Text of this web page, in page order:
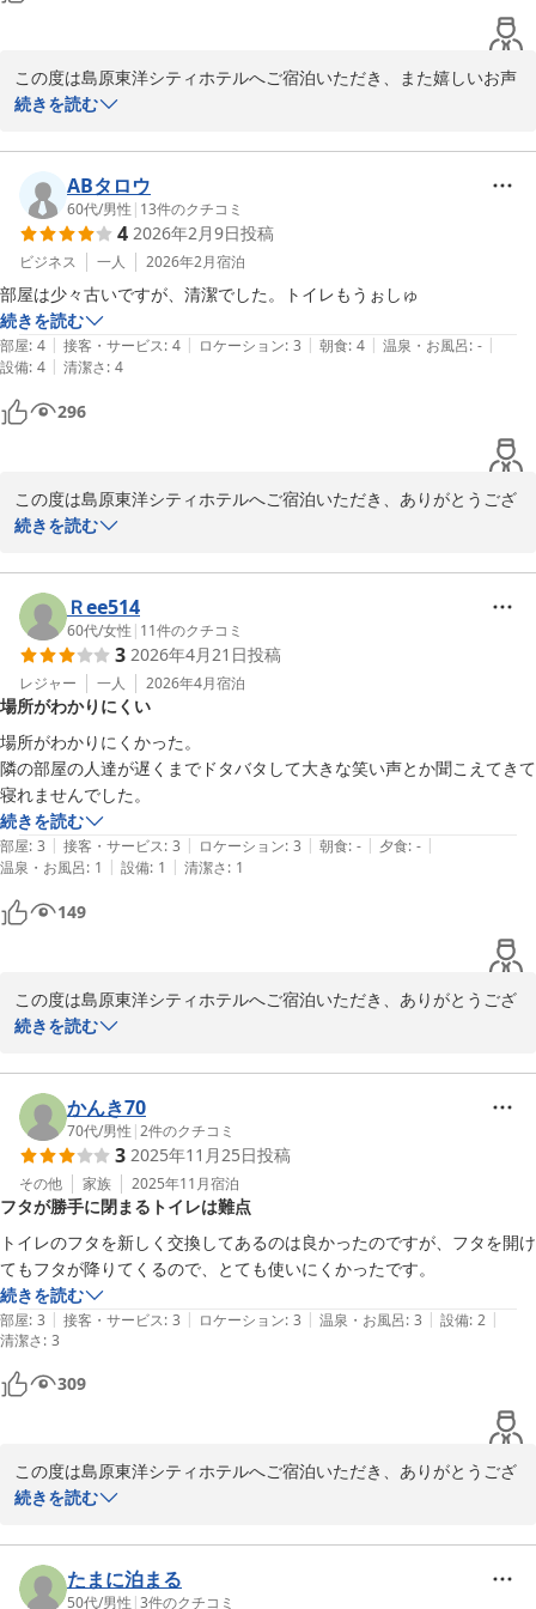
この度は島原東洋シティホテルへご宿泊いただき、また嬉しいお声
をお寄せくださり、誠にありがとうございます。
何よりでございます。
また、料金面でもご満足いただけたようで、スタッフ一同励みにな
ります。
これからも気持ちよくお過ごしいただけるよう、サービスの向上に
努めてまいります。
ぜひまた島原へお越しの際には、ゆっくりとお過ごしいただければ
幸いです。
ご利用ありがとうございました。
島原東洋シティホテル
2026-05-18
続きを読む
ABタロウ
60代/男性 | 13件のクチコミ
4 2026年2月9日投稿
ビジネス 一人 2026年2月宿泊
部屋は少々古いですが、清潔でした。トイレもうぉしゅ
続きを読む
部屋: 4 | 接客・サービス: 4 | ロケーション: 3 | 朝食: 4 | 温泉・お風呂: - |
設備: 4 | 清潔さ: 4
296
この度は島原東洋シティホテルへご宿泊いただき、ありがとうござ
いました。
いたしました。日々の清掃に励んでいるスタッフにとって、大変励
みになるお声でございます。
また、トイレについてもご記載いただきありがとうございます。ご
滞在中にご不便なくお使いいただけておりましたら幸いでございま
す。
今後も快適にお過ごしいただけるよう、設備面・サービス面の向上
に努めてまいります。
またのお越しをスタッフ一同、心よりお待ちしております。
島原東洋シティホテル
2026-03-17
続きを読む
Ｒee514
60代/女性 | 11件のクチコミ
3 2026年4月21日投稿
レジャー 一人 2026年4月宿泊
場所がわかりにくい
場所がわかりにくかった。
隣の部屋の人達が遅くまでドタバタして大きな笑い声とか聞こえてきて
続きを読む
部屋: 3 | 接客・サービス: 3 | ロケーション: 3 | 朝食: - | 夕食: - |
温泉・お風呂: 1 | 設備: 1 | 清潔さ: 1
149
この度は島原東洋シティホテルへご宿泊いただき、ありがとうござ
いました。
上げます。
また、隣室からの物音や大きな声により、ゆっくりお休みいただけ
なかったとの事、大変申し訳ございませんでした。館内の巡回やお
声掛け等、出来る対策を改めて見直してまいります。また、その場
でフロントへお申し付けいただけると助かります。
折角お越しいただいたにも係わらず、ご不快な思いをおかけしまし
た事を残念に思います。頂いたご意見を真摯に受け止め、より快適
にお過ごしいただける環境づくりに努めてまいります。
島原東洋シティホテル
2026-05-23
続きを読む
かんき70
70代/男性 |2件のクチコミ
3 2025年11月25日投稿
その他 家族 2025年11月宿泊
フタが勝手に閉まるトイレは難点
トイレのフタを新しく交換してあるのは良かったのですが、フタを開け
てもフタが降りてくるので、とても使いにくかったです。
続きを読む
部屋: 3 | 接客・サービス: 3 | ロケーション: 3 | 温泉・お風呂: 3 | 設備: 2 |
清潔さ: 3
309
この度は島原東洋シティホテルへご宿泊いただき、ありがとうござ
いました。
たが、蓋の点でご不便をおかけしてしまい、大変申し訳ございませ
んでした。
ご指摘いただいた点につきましては、実際の使い勝手を改めて確認
続きを読む
たまに泊まる
50代/男性 |3件のクチコミ